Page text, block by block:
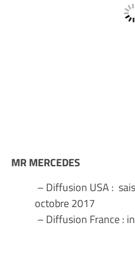
MR MERCEDES
– Diffusion USA :
octobre 2017
– Diffusion France :